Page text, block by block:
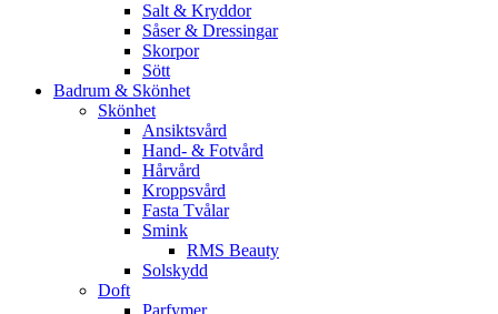
Salt & Kryddor
Såser & Dressingar
Skorpor
Sött
Badrum & Skönhet
Skönhet
Ansiktsvård
Hand- & Fotvård
Hårvård
Kroppsvård
Fasta Tvålar
Smink
RMS Beauty
Solskydd
Doft
Parfymer